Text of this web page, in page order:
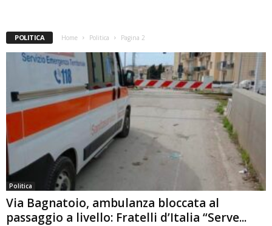
POLITICA Home Politica Pagina 2
Politica
Via Bagnatoio, ambulanza bloccata al
passaggio a livello: Fratelli d’Italia “Serve...